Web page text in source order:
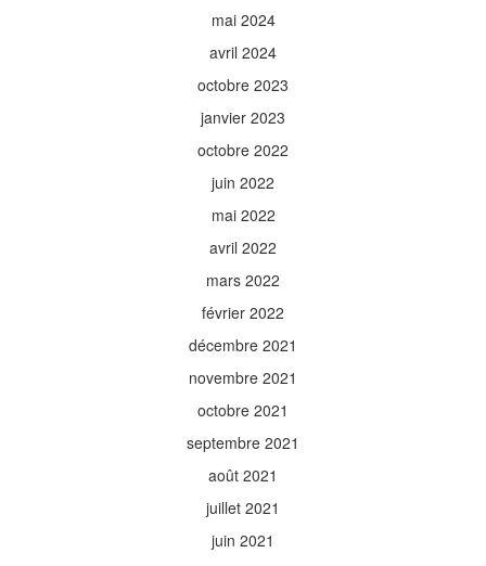
mai 2024
avril 2024
octobre 2023
janvier 2023
octobre 2022
juin 2022
mai 2022
avril 2022
mars 2022
février 2022
décembre 2021
novembre 2021
octobre 2021
septembre 2021
août 2021
juillet 2021
juin 2021